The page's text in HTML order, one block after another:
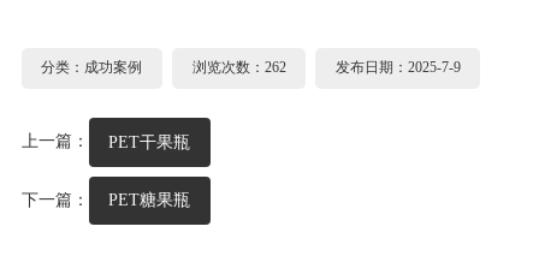
分类：成功案例 浏览次数：262 发布日期：2025-7-9
上一篇： PET干果瓶
下一篇： PET糖果瓶